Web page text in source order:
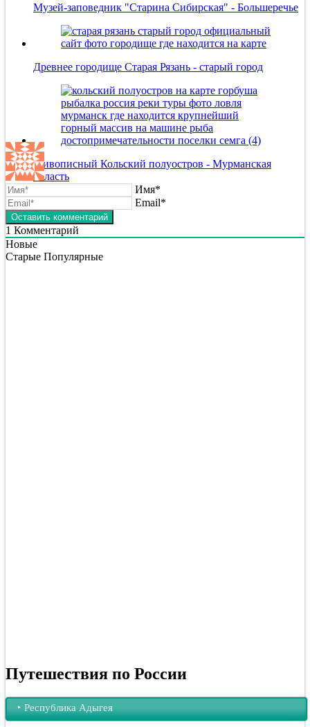
Музей-заповедник "Старина Сибирская" - Большеречье
Древнее городище Старая Рязань - старый город
Живописный Кольский полуостров - Мурманская
область
Имя*
Email*
1 Комментарий
Новые
Старые Популярные
Путешествия по России
‣︎ Республика Адыгея